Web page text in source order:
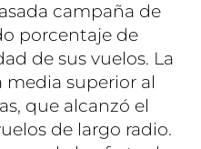
campaña de
porcentaje de
de sus vuelos. La
superior al
que alcanzó el
de largo radio.